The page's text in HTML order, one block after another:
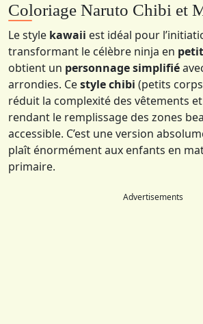
Coloriage Naruto Chibi et
Le style kawaii est idéal pour
transformant le célèbre ninja en
obtient un personnage simplifié
arrondies. Cestyle chibi (petits
réduit la complexité des vêtements
rendant le remplissage des zones
accessible. C’est une version
plaît énormément aux enfants en
primaire.
Advertisements